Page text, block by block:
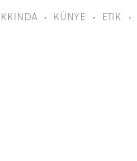
· KÜNYE · ETIK ·